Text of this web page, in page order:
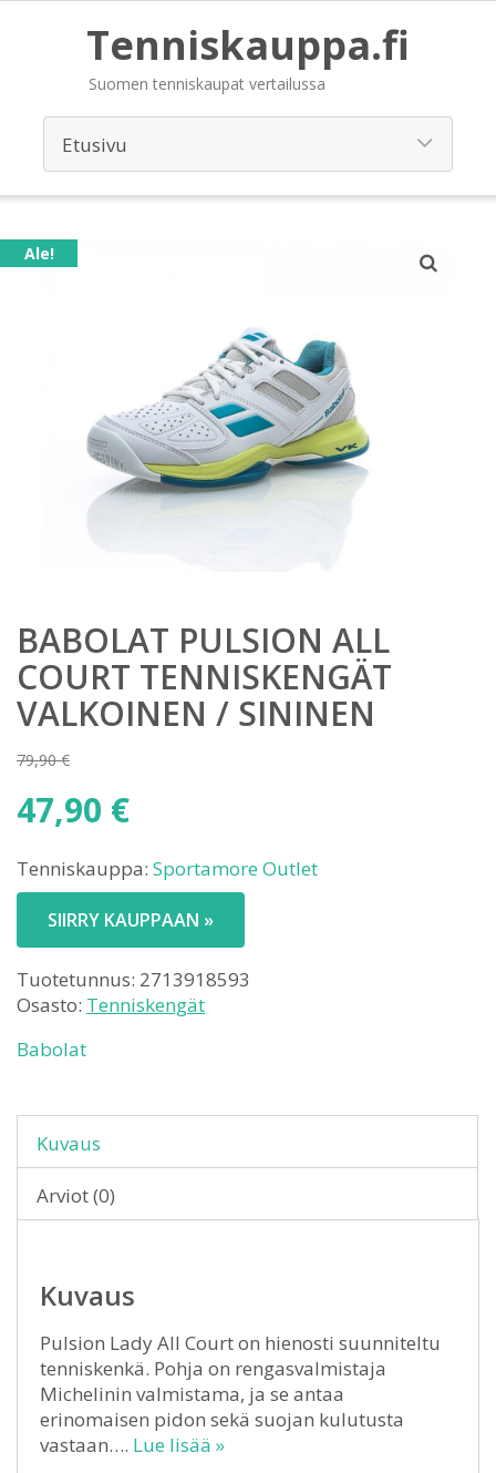
Tenniskauppa.fi
Suomen tenniskaupat vertailussa
Ale!
BABOLAT PULSION ALL
COURT TENNISKENGÄT
VALKOINEN / SININEN
79,90€
Alkuperäinen
hinta
79,90 €.
47,90 €
hinta
on:
47,90 €.
Tenniskauppa: Sportamore Outlet
SIIRRY KAUPPAAN »
Tuotetunnus: 2713918593
Osasto: Tenniskengät
Babolat
Kuvaus
Arviot (0)
Kuvaus
Pulsion Lady All Court on hienosti suunniteltu
tenniskenkä. Pohja on rengasvalmistaja
Michelinin valmistama, ja se antaa
erinomaisen pidon sekä suojan kulutusta
vastaan…. Lue lisää »